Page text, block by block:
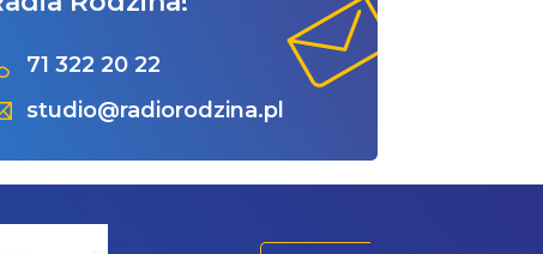
71 322 20 22
studio@radiorodzina.pl